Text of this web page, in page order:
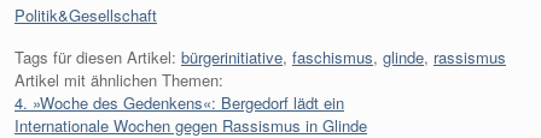
Kategorien:
Politik&Gesellschaft
Tags für diesen Artikel: bürgerinitiative, faschismus, glinde, rassismus
Artikel mit ähnlichen Themen:
4. »Woche des Gedenkens«: Bergedorf lädt ein
Internationale Wochen gegen Rassismus in Glinde